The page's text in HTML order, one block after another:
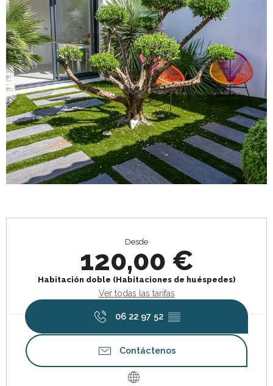
Desde
120,00 €
Habitación doble (Habitaciones de huéspedes)
Ver todas las tarifas
06 22 97 52 ▒▒
Contáctenos